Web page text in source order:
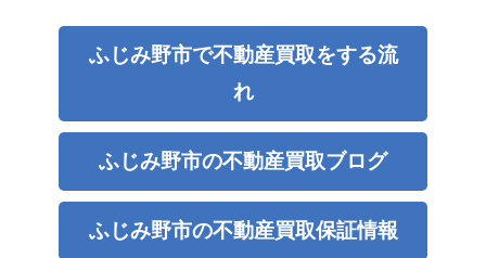
ふじみ野市で不動産買取をする流
れ
ふじみ野市の不動産買取ブログ
ふじみ野市の不動産買取保証情報